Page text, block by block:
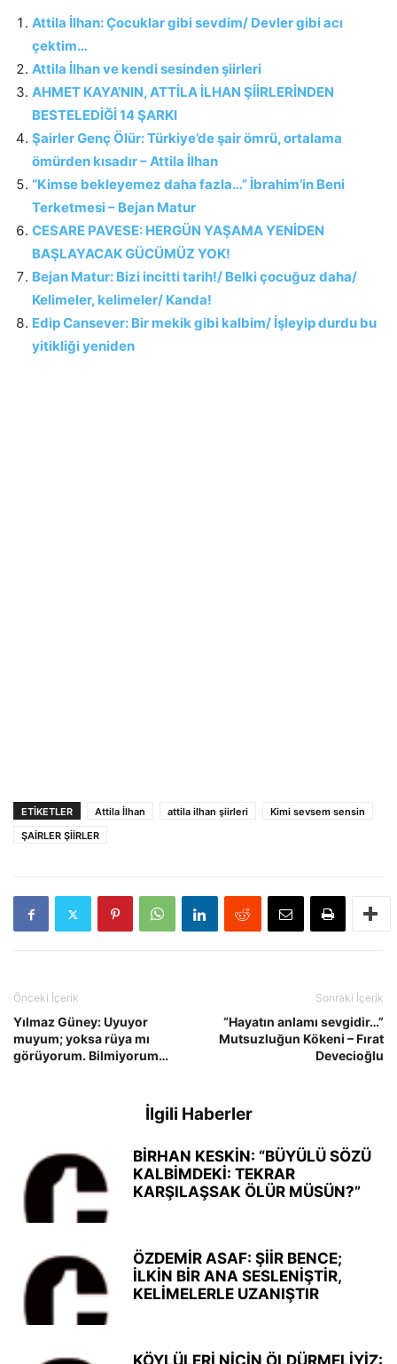
Attila İlhan: Çocuklar gibi sevdim/ Devler gibi acı
çektim…
Attila İlhan ve kendi sesinden şiirleri
AHMET KAYA’NIN, ATTİLA İLHAN ŞİİRLERİNDEN
BESTELEDİĞİ 14 ŞARKI
Şairler Genç Ölür: Türkiye’de şair ömrü, ortalama
ömürden kısadır – Attila İlhan
“Kimse bekleyemez daha fazla…” İbrahim’in Beni
Terketmesi – Bejan Matur
CESARE PAVESE: HERGÜN YAŞAMA YENİDEN
BAŞLAYACAK GÜCÜMÜZ YOK!
Bejan Matur: Bizi incitti tarih!/ Belki çocuğuz daha/
Kelimeler, kelimeler/ Kanda!
Edip Cansever: Bir mekik gibi kalbim/ İşleyip durdu bu
yitikliği yeniden
ETIKETLER Attila İlhan attila ilhan şiirleri
Kimi sevsem sensin
ŞAİRLER ŞİİRLER
Önceki İçerik
Yılmaz Güney: Uyuyor
muyum; yoksa rüya mı
görüyorum. Bilmiyorum…
Sonraki İçerik
“Hayatın anlamı sevgidir…”
Mutsuzluğun Kökeni – Fırat
Devecioğlu
İlgili Haberler
BİRHAN KESKİN: “BÜYÜLÜ SÖZÜ
KALBİMDEKİ: TEKRAR
KARŞILAŞSAK ÖLÜR MÜSÜN?”
ÖZDEMİR ASAF: ŞİİR BENCE;
İLKİN BİR ANA SESLENİŞTİR,
KELİMELERLE UZANIŞTIR
KÖYLÜLERİ NİÇİN ÖLDÜRMELİYİZ: